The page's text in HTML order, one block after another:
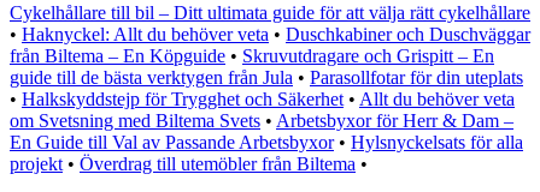
Cykelhållare till bil – Ditt ultimata guide för att välja rätt cykelhållare
• Haknyckel: Allt du behöver veta • Duschkabiner och Duschväggar
från Biltema – En Köpguide • Skruvutdragare och Grispitt – En
guide till de bästa verktygen från Jula • Parasollfotar för din uteplats
• Halkskyddstejp för Trygghet och Säkerhet • Allt du behöver veta
om Svetsning med Biltema Svets • Arbetsbyxor för Herr & Dam –
En Guide till Val av Passande Arbetsbyxor• Hylsnyckelsats för alla
projekt • Överdrag till utemöbler från Biltema •